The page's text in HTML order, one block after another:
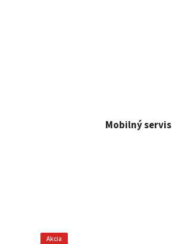
Mobilný servis
Akcia